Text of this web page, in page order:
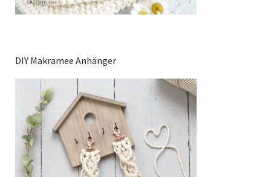
DIY Makramee Anhänger